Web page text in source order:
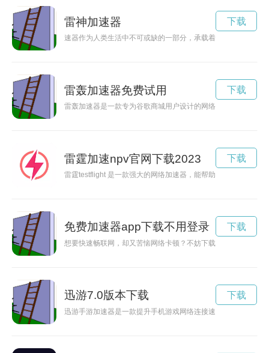
雷神加速器
速器作为人类生活中不可或缺的一部分，承载着人们对于快速
下载
雷轰加速器免费试用
雷轰加速器是一款专为谷歌商城用户设计的网络加速工具，能
下载
雷霆加速npv官网下载2023
雷霆testflight 是一款强大的网络加速器，能帮助用户快速稳定
下载
免费加速器app下载不用登录
想要快速畅联网，却又苦恼网络卡顿？不妨下载免费加速器app
下载
迅游7.0版本下载
迅游手游加速器是一款提升手机游戏网络连接速度的工具，用
下载